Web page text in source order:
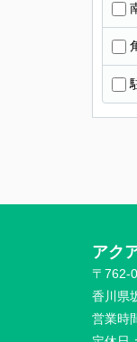
アク
〒762-
香川県
営業時